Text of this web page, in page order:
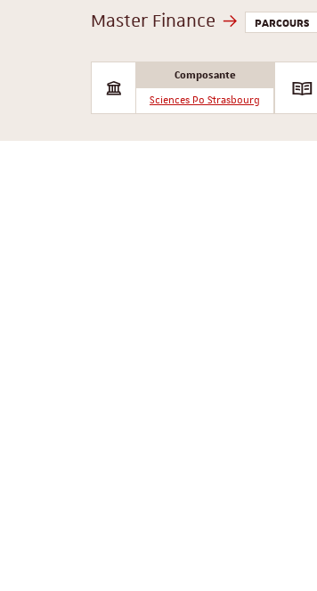
Master Finance PARCOURS
Composante
Sciences Po Strasbourg